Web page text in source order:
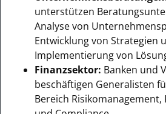
unterstützen
Analyse von
Entwicklung von Strategien
Implementierung von
Finanzsektor: Banken und
beschäftigen Generalisten
Bereich